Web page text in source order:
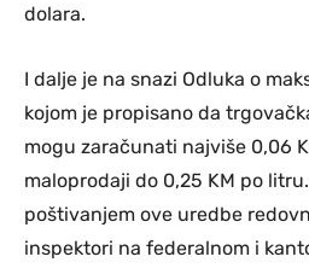
dolara.
I dalje je na snazi Odluka o
kojom je propisano da
mogu zaračunati najviše 0,06
maloprodaji do 0,25 KM po
poštivanjem ove uredbe
inspektori na federalnom i